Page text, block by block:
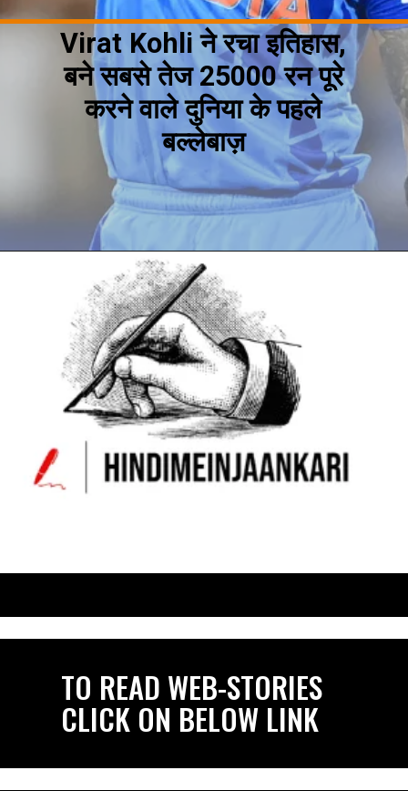
Virat Kohli ने रचा इतिहास,
बने सबसे तेज 25000 रन पूरे
करने वाले दुनिया के पहले
बल्लेबाज़
TO READ WEB-STORIES
CLICK ON BELOW LINK